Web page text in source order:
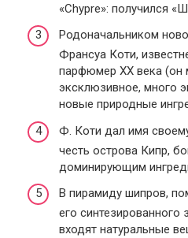
«Chypre»: получился
Родоначальником
Франсуа Коти,
парфюмер XX века (он
эксклюзивное, много
новые природные
Ф. Коти дал имя
честь острова Кипр,
доминирующим
В пирамиду шипров,
его синтезированного
входят натуральные